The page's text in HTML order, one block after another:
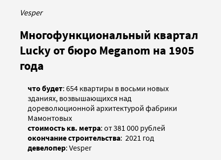
Vesper
Многофункциональный квартал
Lucky от бюро Meganom на 1905
года
что будет: 654 квартиры в восьми новых
зданиях, возвышающихся над
дореволюционной архитектурой фабрики
Мамонтовых
стоимость кв. метра: от 381 000 рублей
окончание строительства: 2021 год
девелопер: Vesper